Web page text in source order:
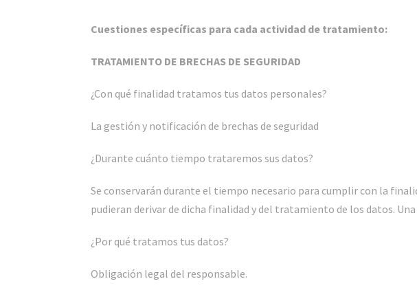
Cuestiones específicas para cada actividad de tratamiento:
TRATAMIENTO DE BRECHAS DE SEGURIDAD
¿Con qué finalidad tratamos tus datos personales?
La gestión y notificación de brechas de seguridad
¿Durante cuánto tiempo trataremos sus datos?
Se conservarán durante el tiempo necesario para cumplir con la
pudieran derivar de dicha finalidad y del tratamiento de los datos.
¿Por qué tratamos tus datos?
Obligación legal del responsable.